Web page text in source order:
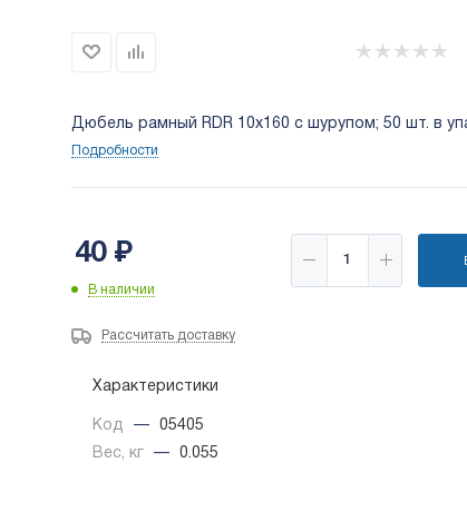
Дюбель рамный RDR 10x160 с шурупом; 50 шт. в
Подробности
40₽
В наличии
Рассчитать доставку
Характеристики
Код —
05405
Вес, кг
— 0.055